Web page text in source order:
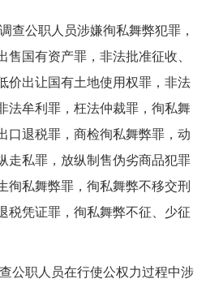
查公职人员涉嫌徇私舞弊犯罪，
售国有资产罪，非法批准征收、
价出让国有土地使用权罪，非法
法牟利罪，枉法仲裁罪，徇私舞
口退税罪，商检徇私舞弊罪，动
走私罪，放纵制售伪劣商品犯罪
徇私舞弊罪，徇私舞弊不移交刑
税凭证罪，徇私舞弊不征、少征
公职人员在行使公权力过程中涉